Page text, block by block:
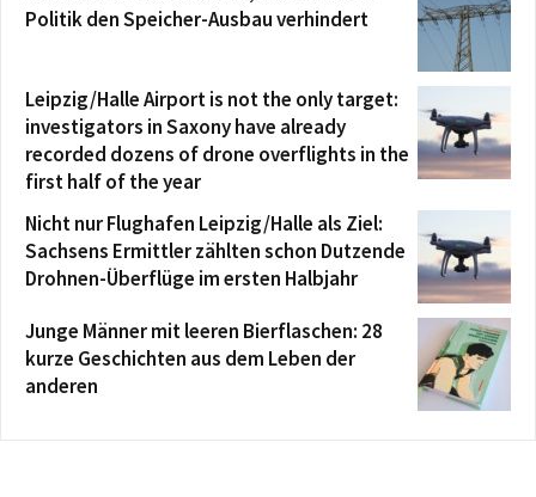
Politik den Speicher-Ausbau verhindert
Leipzig/Halle Airport is not the only target:
investigators in Saxony have already
recorded dozens of drone overflights in the
first half of the year
Nicht nur Flughafen Leipzig/Halle als Ziel:
Sachsens Ermittler zählten schon Dutzende
Drohnen-Überflüge im ersten Halbjahr
Junge Männer mit leeren Bierflaschen: 28
kurze Geschichten aus dem Leben der
anderen